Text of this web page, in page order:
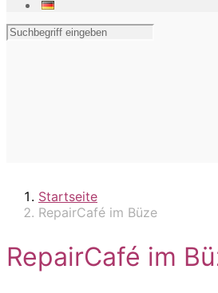
Startseite
RepairCafé im Büze
RepairCafé im